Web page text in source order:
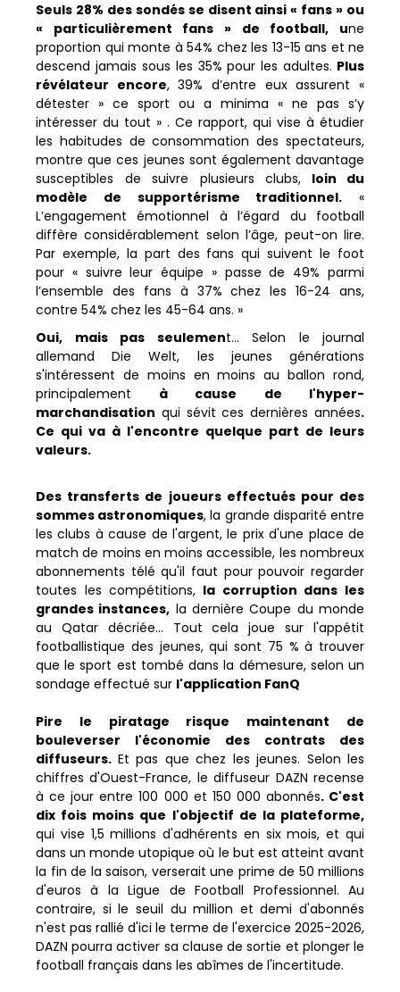
Seuls 28% des sondés se disent ainsi « fans » ou
« particulièrement fans » de football, une
proportion qui monte à 54% chez les 13-15 ans et ne
descend jamais sous les 35% pour les adultes. Plus
révélateur encore, 39% d’entre eux assurent «
détester » ce sport ou a minima « ne pas s’y
intéresser du tout » . Ce rapport, qui vise à étudier
les habitudes de consommation des spectateurs,
montre que ces jeunes sont également davantage
susceptibles de suivre plusieurs clubs, loin du
modèle de supportérisme traditionnel. «
L’engagement émotionnel à l’égard du football
diffère considérablement selon l’âge, peut-on lire.
Par exemple, la part des fans qui suivent le foot
pour « suivre leur équipe » passe de 49% parmi
l’ensemble des fans à 37% chez les 16-24 ans,
contre 54% chez les 45-64 ans. »
Oui, mais pas seulement… Selon le journal
allemand Die Welt, les jeunes générations
s'intéressent de moins en moins au ballon rond,
principalement à cause de l'hyper-
marchandisation qui sévit ces dernières années.
Ce qui va à l'encontre quelque part de leurs
valeurs.
Des transferts de joueurs effectués pour des
sommes astronomiques, la grande disparité entre
les clubs à cause de l'argent, le prix d'une place de
match de moins en moins accessible, les nombreux
abonnements télé qu'il faut pour pouvoir regarder
toutes les compétitions, la corruption dans les
grandes instances, la dernière Coupe du monde
au Qatar décriée… Tout cela joue sur l'appétit
footballistique des jeunes, qui sont 75 % à trouver
que le sport est tombé dans la démesure, selon un
sondage effectué sur l'application FanQ
Pire le piratage risque maintenant de
bouleverser l'économie des contrats des
diffuseurs. Et pas que chez les jeunes. Selon les
chiffres d'Ouest-France, le diffuseur DAZN recense
à ce jour entre 100 000 et 150 000 abonnés. C'est
dix fois moins que l'objectif de la plateforme,
qui vise 1,5 millions d'adhérents en six mois, et qui
dans un monde utopique où le but est atteint avant
la fin de la saison, verserait une prime de 50 millions
d'euros à la Ligue de Football Professionnel. Au
contraire, si le seuil du million et demi d'abonnés
n'est pas rallié d'ici le terme de l'exercice 2025-2026,
DAZN pourra activer sa clause de sortie et plonger le
football français dans les abîmes de l'incertitude.